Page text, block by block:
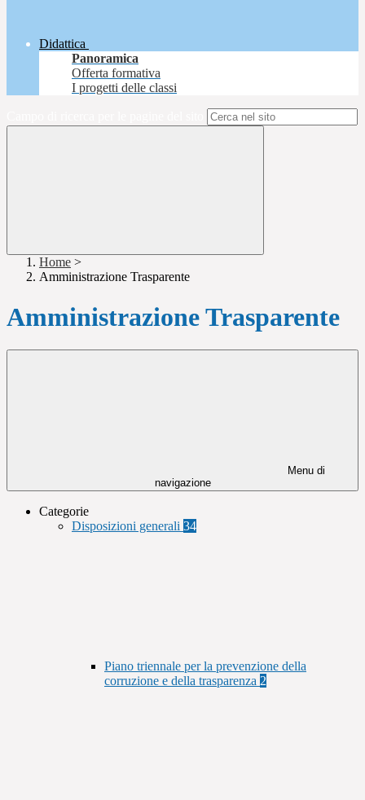
Didattica
Panoramica
Offerta formativa
I progetti delle classi
Home >
Amministrazione Trasparente
Amministrazione Trasparente
Menu di
navigazione
Categorie
Disposizioni generali 34
Piano triennale per la prevenzione della
corruzione e della trasparenza 2